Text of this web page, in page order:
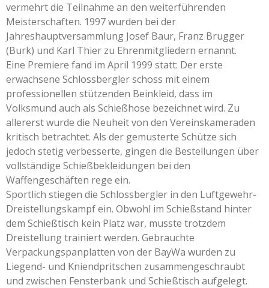
vermehrt die Teilnahme an den weiterführenden
Meisterschaften. 1997 wurden bei der
Jahreshauptversammlung Josef Baur, Franz Brugger
(Burk) und Karl Thier zu Ehrenmitgliedern ernannt.
Eine Premiere fand im April 1999 statt: Der erste
erwachsene Schlossbergler schoss mit einem
professionellen stützenden Beinkleid, dass im
Volksmund auch als Schießhose bezeichnet wird. Zu
allererst wurde die Neuheit von den Vereinskameraden
kritisch betrachtet. Als der gemusterte Schütze sich
jedoch stetig verbesserte, gingen die Bestellungen über
vollständige Schießbekleidungen bei den
Waffengeschäften rege ein.
Sportlich stiegen die Schlossbergler in den Luftgewehr-
Dreistellungskampf ein. Obwohl im Schießstand hinter
dem Schießtisch kein Platz war, musste trotzdem
Dreistellung trainiert werden. Gebrauchte
Verpackungspanplatten von der BayWa wurden zu
Liegend- und Kniendpritschen zusammengeschraubt
und zwischen Fensterbank und Schießtisch aufgelegt.